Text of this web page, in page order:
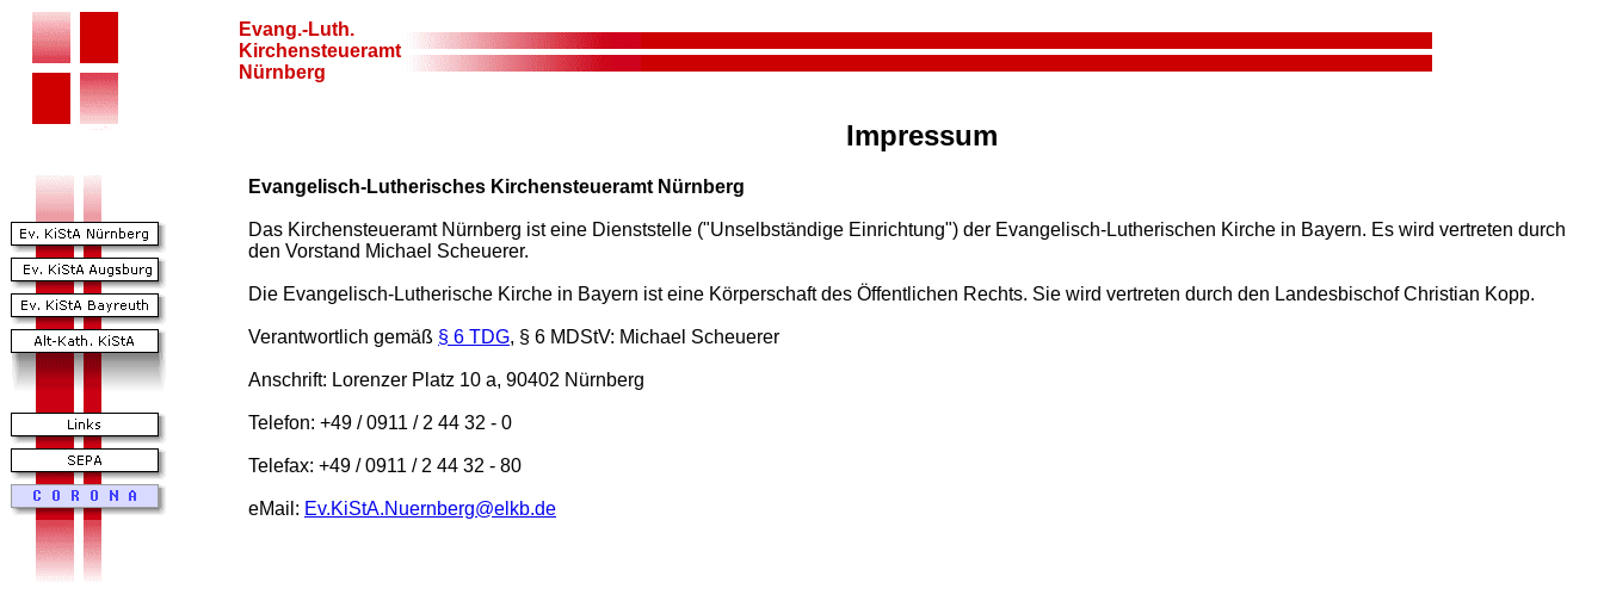
Evang.-Luth.
Kirchensteueramt
Nürnberg
Impressum
Evangelisch-Lutherisches Kirchensteueramt Nürnberg
Das Kirchensteueramt Nürnberg ist eine Dienststelle ("Unselbständige Einrichtung") der Evangelisch-Lutherischen Kirche in Bayern. Es wird vertreten durch
den Vorstand Michael Scheuerer.
Die Evangelisch-Lutherische Kirche in Bayern ist eine Körperschaft des Öffentlichen Rechts. Sie wird vertreten durch den Landesbischof Christian Kopp.
Verantwortlich gemäß § 6 TDG, § 6 MDStV: Michael Scheuerer
Anschrift: Lorenzer Platz 10 a, 90402 Nürnberg
Telefon: +49 / 0911 / 2 44 32 - 0
Telefax: +49 / 0911 / 2 44 32 - 80
eMail: Ev.KiStA.Nuernberg@elkb.de